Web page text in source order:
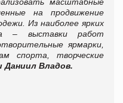
масштабные
на продвижение
Из наиболее ярких
– выставки работ
ярмарки,
спорта, творческие
Владов.